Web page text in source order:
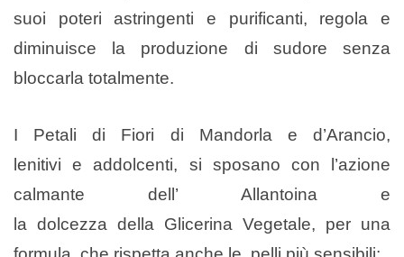
suoi poteri astringenti e purificanti, regola e
diminuisce la produzione di sudore senza
bloccarla totalmente.
I Petali di Fiori di Mandorla e d’Arancio,
lenitivi e addolcenti, si sposano con l’azione
calmante dell’ Allantoina e
la dolcezza della Glicerina Vegetale, per una